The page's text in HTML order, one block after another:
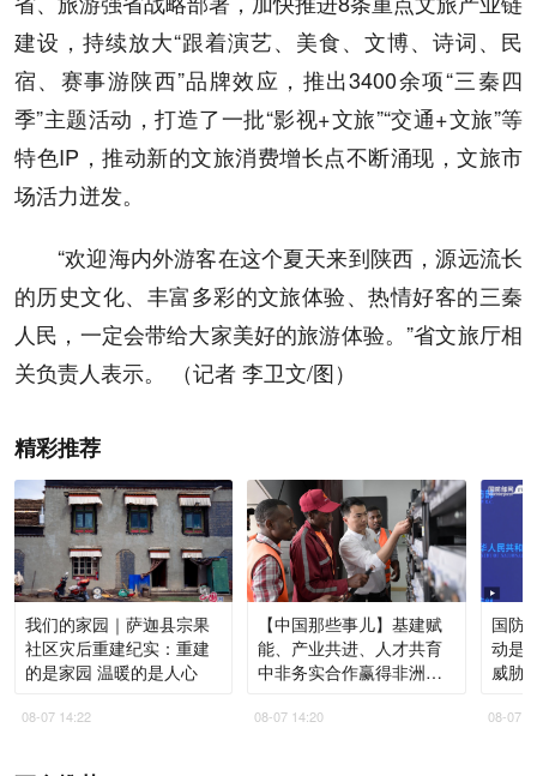
建设，持续放大“跟着演艺、美食、文博、诗词、民
宿、赛事游陕西”品牌效应，推出3400余项“三秦四
季”主题活动，打造了一批“影视+文旅”“交通+文旅”等
特色IP，推动新的文旅消费增长点不断涌现，文旅市
场活力迸发。
“欢迎海内外游客在这个夏天来到陕西，源远流长
的历史文化、丰富多彩的文旅体验、热情好客的三秦
人民，一定会带给大家美好的旅游体验。”省文旅厅相
关负责人表示。 （记者 李卫文/图）
精彩推荐
我们的家园｜萨迦县宗果
社区灾后重建纪实：重建
的是家园 温暖的是人心
08-07 14:22
【中国那些事儿】基建赋
能、产业共进、人才共育
中非务实合作赢得非洲青
08-07 14:20
国防
动是
威胁
08-07